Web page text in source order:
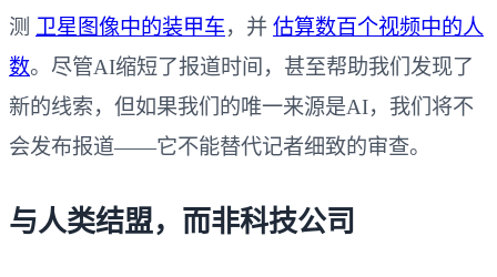
测 卫星图像中的装甲车，并 估算数百个视频中的人
数。尽管AI缩短了报道时间，甚至帮助我们发现了
新的线索，但如果我们的唯一来源是AI，我们将不
会发布报道——它不能替代记者细致的审查。
与人类结盟，而非科技公司